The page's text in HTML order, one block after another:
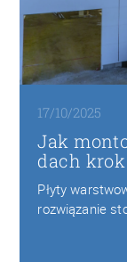
17/10/2025
Jak
dach
Płyty
rozwiązanie